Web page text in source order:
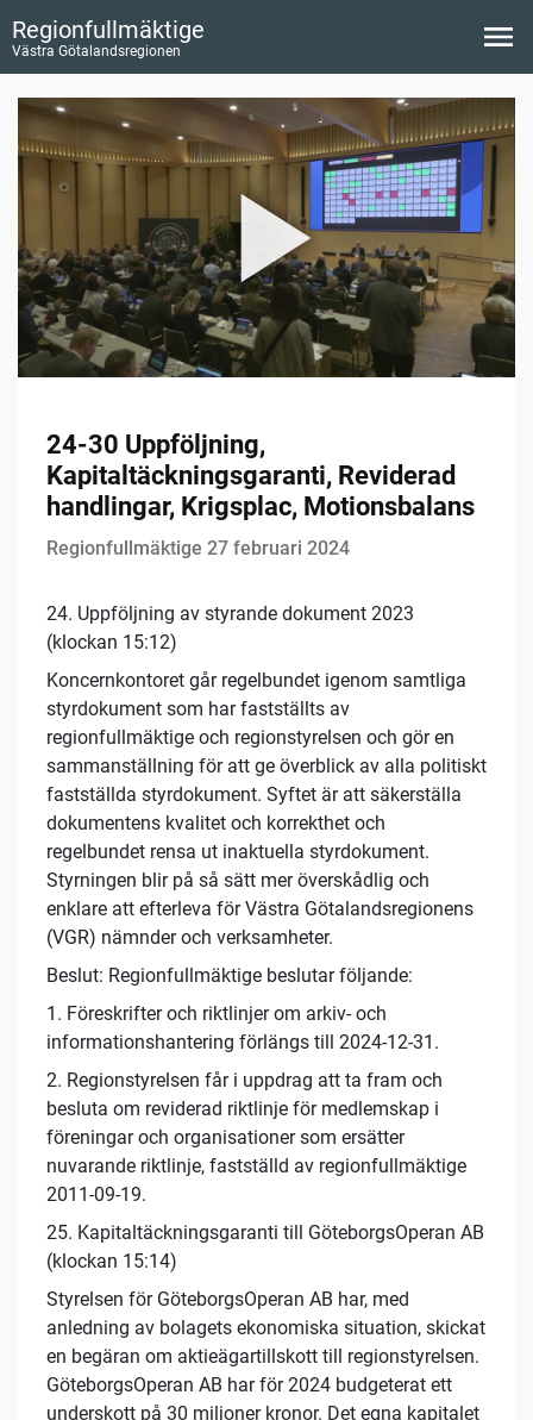
Regionfullmäktige
Västra Götalandsregionen
24-30 Uppföljning,
Kapitaltäckningsgaranti, Reviderad
handlingar, Krigsplac, Motionsbalans
Regionfullmäktige 27 februari 2024
24. Uppföljning av styrande dokument 2023
(klockan 15:12)
Koncernkontoret går regelbundet igenom samtliga
styrdokument som har fastställts av
regionfullmäktige och regionstyrelsen och gör en
sammanställning för att ge överblick av alla politiskt
fastställda styrdokument. Syftet är att säkerställa
dokumentens kvalitet och korrekthet och
regelbundet rensa ut inaktuella styrdokument.
Styrningen blir på så sätt mer överskådlig och
enklare att efterleva för Västra Götalandsregionens
(VGR) nämnder och verksamheter.
Beslut: Regionfullmäktige beslutar följande:
1. Föreskrifter och riktlinjer om arkiv- och
informationshantering förlängs till 2024-12-31.
2. Regionstyrelsen får i uppdrag att ta fram och
besluta om reviderad riktlinje för medlemskap i
föreningar och organisationer som ersätter
nuvarande riktlinje, fastställd av regionfullmäktige
2011-09-19.
25. Kapitaltäckningsgaranti till GöteborgsOperan AB
(klockan 15:14)
Styrelsen för GöteborgsOperan AB har, med
anledning av bolagets ekonomiska situation, skickat
en begäran om aktieägartillskott till regionstyrelsen.
GöteborgsOperan AB har för 2024 budgeterat ett
underskott på 30 miljoner kronor. Det egna kapitalet